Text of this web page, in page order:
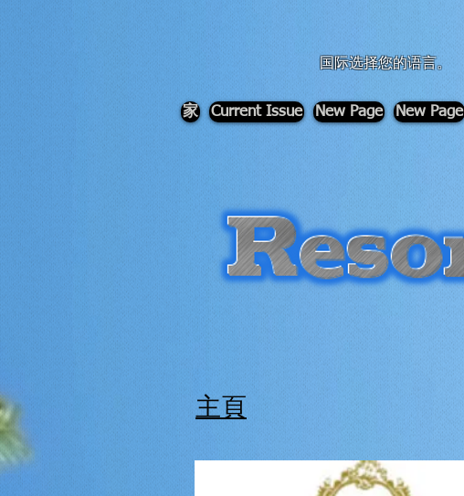
div id="myCodeElement">
国际选择您的语言。
家 Current Issue New Page New Page
主頁